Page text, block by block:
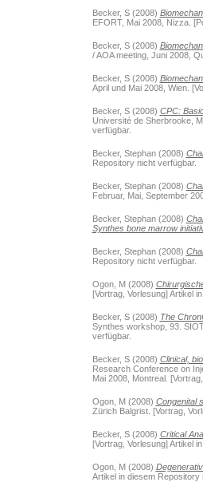
Becker, S(2008)
EFORT, Mai 2008, Nizza.
Becker, S(2008)
/ AOA meeting, Juni 2008,
Becker, S(2008)
April und Mai 2008, Wien.
Becker, S(2008) CPC:
Université de Sherbrooke,
verfügbar.
Becker, Stephan(2008)
Repository nicht verfügbar.
Becker, Stephan(2008)
Februar, Mai, September
Becker, Stephan(2008)
Synthes bone marrow
Becker, Stephan(2008)
Repository nicht verfügbar.
Ogon, M(2008)
[Vortrag, Vorlesung] Artikel
Becker, S(2008) The
Synthes workshop, 93.
verfügbar.
Becker, S(2008) Clinical,
Research Conference on
Mai 2008, Montreal.
Ogon, M(2008) Congenital
Zürich Balgrist. [Vortrag,
Becker, S(2008) Critical
[Vortrag, Vorlesung] Artikel
Ogon, M(2008)
Artikel in diesem Repository